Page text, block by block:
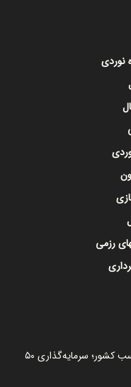
نوردی
رزمی
یزد در مسیر تبدیل‌شدن به قطب گردشگری اسب کشور؛ سرمایه‌گذاری ۵۰